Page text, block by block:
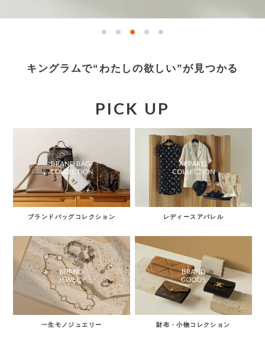
検索する リセット
キングラムで“わたしの欲しい”が見つかる
PICK UP
ブランドバッグコレクション
一生モノジュエリー
レディースアパレル
財布・小物コレクション